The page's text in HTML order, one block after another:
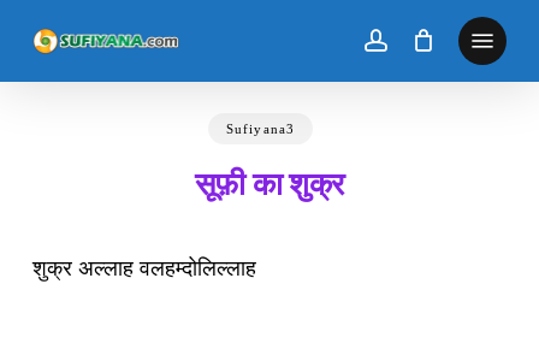
main
content
Sufiyana3
सूफ़ी का शुक्र
शुक्र अल्लाह वलहम्दोलिल्लाह